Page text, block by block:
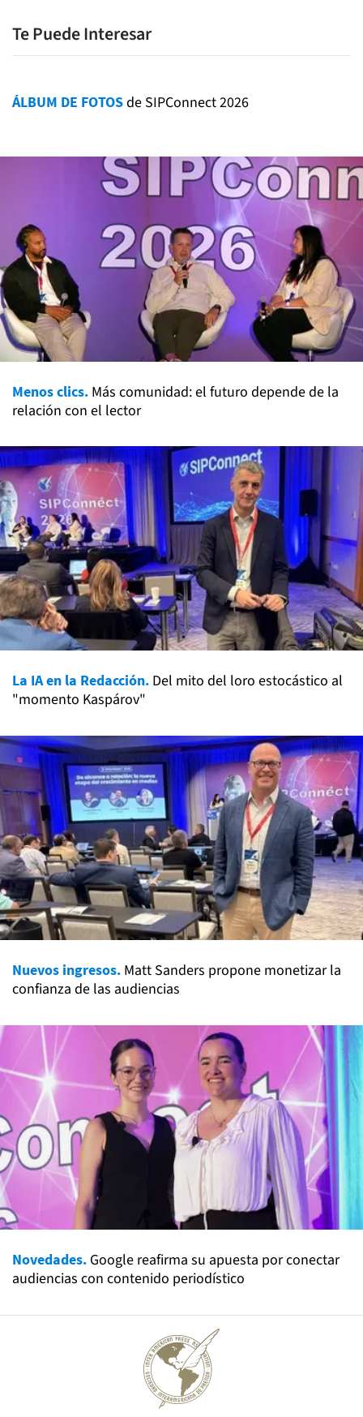
Te Puede Interesar
ÁLBUM DE FOTOSde SIPConnect 2026
Menos clics. Más comunidad: el futuro depende de la
relación con el lector
La IA en la Redacción. Del mito del loro estocástico al
"momento Kaspárov"
Nuevos ingresos. Matt Sanders propone monetizar la
confianza de las audiencias
Novedades. Google reafirma su apuesta por conectar
audiencias con contenido periodístico